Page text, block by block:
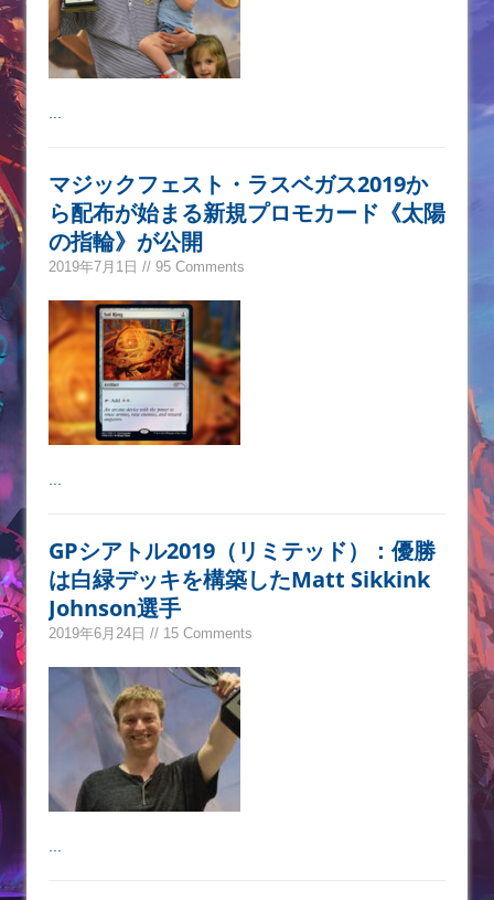
マジックフェスト・ラスベガス2019か
ら配布が始まる新規プロモカード《太陽
の指輪》が公開
2019年7月1日 // 95 Comments
GPシアトル2019（リミテッド）：優勝
は白緑デッキを構築したMatt Sikkink
Johnson選手
2019年6月24日 // 15 Comments